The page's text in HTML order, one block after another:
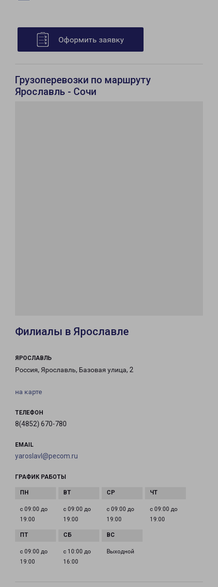
Оформить заявку
Грузоперевозки по маршруту
Ярославль - Сочи
Филиалы в Ярославле
ЯРОСЛАВЛЬ
Россия, Ярославль, Базовая улица, 2
на карте
ТЕЛЕФОН
8(4852) 670-780
EMAIL
yaroslavl@pecom.ru
ГРАФИК РАБОТЫ
с 09:00 до
19:00
с 09:00 до
19:00
с 09:00 до
19:00
с 09:00 до
19:00
с 09:00 до
19:00
с 10:00 до
16:00
Выходной